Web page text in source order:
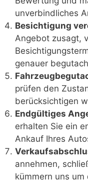
unverbindliches
Besichtigung
Angebot zusagt,
genauer
prüfen den
berücksichtigen
Endgültiges
erhalten Sie ein
Ankauf Ihres
annehmen,
kümmern uns um